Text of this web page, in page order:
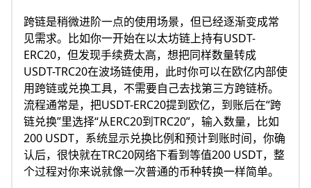
跨链是稍微进阶一点的使用场景，但已经逐渐变成常
见需求。比如你一开始在以太坊链上持有USDT-
ERC20，但发现手续费太高，想把同样数量转成
USDT-TRC20在波场链使用，此时你可以在欧亿内部使
用跨链或兑换工具，不需要自己去找第三方跨链桥。
流程通常是，把USDT-ERC20提到欧亿，到账后在“跨
链兑换”里选择“从ERC20到TRC20”，输入数量，比如
200 USDT，系统显示兑换比例和预计到账时间，你确
认后，很快就在TRC20网络下看到等值200 USDT，整
个过程对你来说就像一次普通的币种转换一样简单。